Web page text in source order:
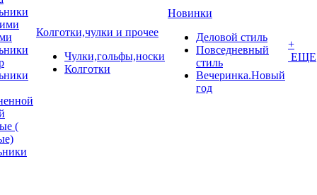
(
Колготки,чулки и прочее
Чулки,гольфы,носки
Колготки
Новинки
Деловой стиль
Повседневный
стиль
Вечеринка.Новый
год
+
ЕЩЕ